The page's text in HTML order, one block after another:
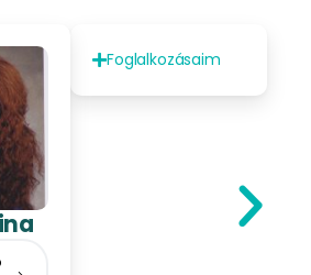
Foglalkozásaim